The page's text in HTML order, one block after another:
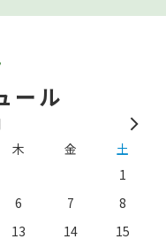
ール
木 金
土
1
6 7
8
13 14
15